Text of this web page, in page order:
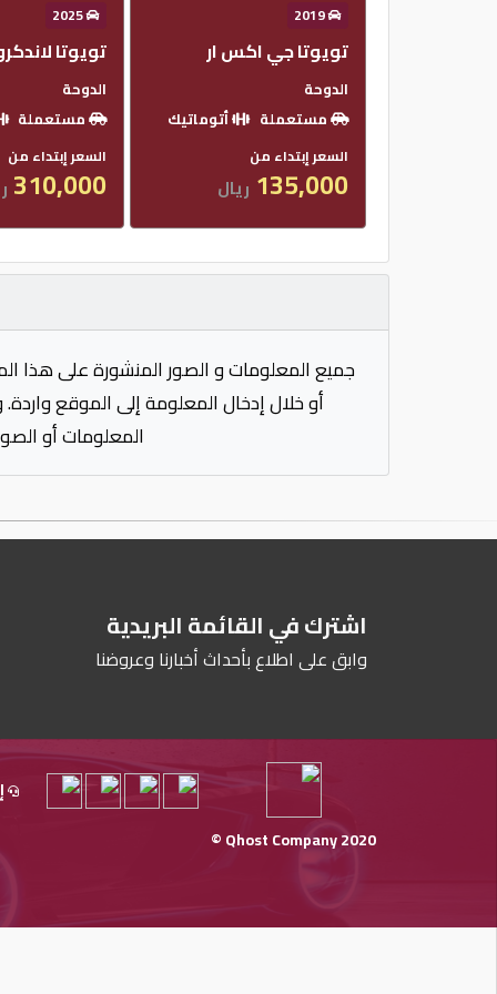
2019
تويوتا جي اكس ار
الدوحة
مستعملة
أتوماتيك
السعر إبتداء من
135,000 ريال
2025
تويوتا
الدوحة
مستعملة
السعر إبتداء من
310,000
جميع المعلومات و الصور المنشورة على هذا
أو خلال إدخال المعلومة إلى الموقع
المعلومات أو
اشترك في القائمة البريدية
وابق على اطلاع بأحداث أخبارنا وعروضنا
Qhost Company 2020 ©